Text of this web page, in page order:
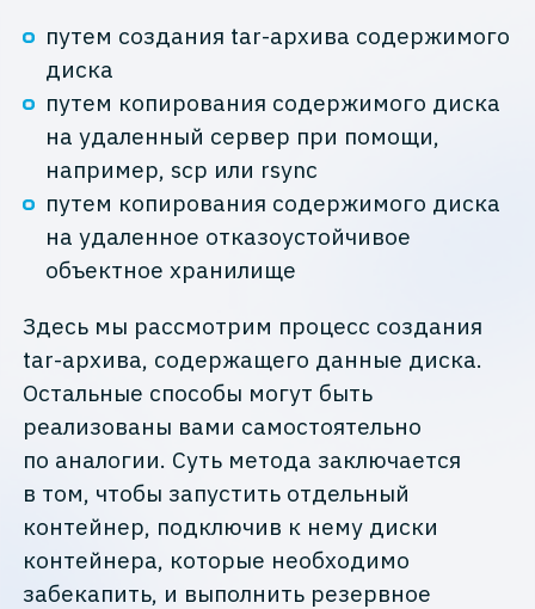
путем создания tar-архива содержимого
диска
путем копирования содержимого диска
на удаленный сервер при помощи,
например, scp или rsync
путем копирования содержимого диска
на удаленное отказоустойчивое
объектное хранилище
Здесь мы рассмотрим процесс создания
tar-архива, содержащего данные диска.
Остальные способы могут быть
реализованы вами самостоятельно
по аналогии. Суть метода заключается
в том, чтобы запустить отдельный
контейнер, подключив к нему диски
контейнера, которые необходимо
забекапить, и выполнить резервное